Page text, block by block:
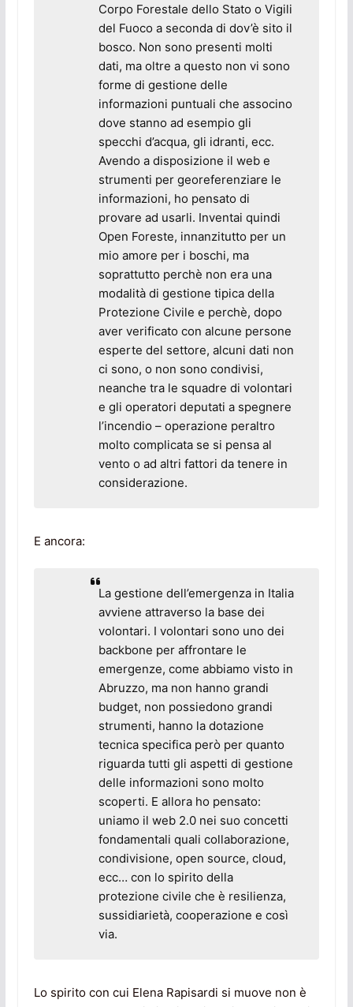
Corpo Forestale dello Stato o Vigili
del Fuoco a seconda di dov’è sito il
bosco. Non sono presenti molti
dati, ma oltre a questo non vi sono
forme di gestione delle
informazioni puntuali che associno
dove stanno ad esempio gli
specchi d’acqua, gli idranti, ecc.
Avendo a disposizione il web e
strumenti per georeferenziare le
informazioni, ho pensato di
provare ad usarli. Inventai quindi
Open Foreste, innanzitutto per un
mio amore per i boschi, ma
soprattutto perchè non era una
modalità di gestione tipica della
Protezione Civile e perchè, dopo
aver verificato con alcune persone
esperte del settore, alcuni dati non
ci sono, o non sono condivisi,
neanche tra le squadre di volontari
e gli operatori deputati a spegnere
l’incendio – operazione peraltro
molto complicata se si pensa al
vento o ad altri fattori da tenere in
considerazione.
E ancora:
La gestione dell’emergenza in Italia
avviene attraverso la base dei
volontari. I volontari sono uno dei
backbone per affrontare le
emergenze, come abbiamo visto in
Abruzzo, ma non hanno grandi
budget, non possiedono grandi
strumenti, hanno la dotazione
tecnica specifica però per quanto
riguarda tutti gli aspetti di gestione
delle informazioni sono molto
scoperti. E allora ho pensato:
uniamo il web 2.0 nei suo concetti
fondamentali quali collaborazione,
condivisione, open source, cloud,
ecc… con lo spirito della
protezione civile che è resilienza,
sussidiarietà, cooperazione e così
via.
Lo spirito con cui Elena Rapisardi si muove non è